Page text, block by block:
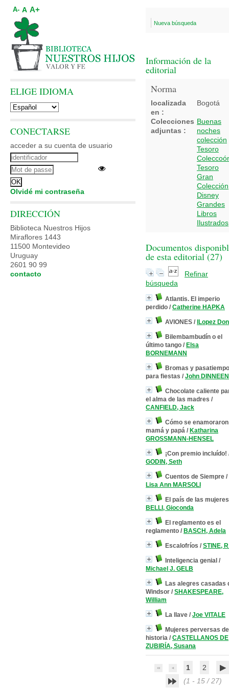
Nueva búsqueda
Información de la
editorial
Norma
localizada
en :
Bogotá
Colecciones
adjuntas :
Buenas
noches
colección
Tesoro
Tesoro
Gran
Colección
Disney
Grandes
Libros
Ilustrados
Documentos
de esta editorial (27)
Refinar
búsqueda
Atlantis. El imperio
perdido / Catherine HAPKA
AVIONES / lLopez
Bilembambudín o el
último tango / Elsa
BORNEMANN
Bromas y
para fiestas / John DINNEEN
Chocolate caliente
el alma de las madres /
CANFIELD, Jack
Cómo se enamoraron
mamá y papá / Katharina
GROSSMANN-HENSEL
¡Con premio incluído!
GODIN, Seth
Cuentos de Siempre /
Lisa Ann MARSOLI
El país de las mujeres
BELLI, Gioconda
El reglamento es el
reglamento / BASCH, Adela
Escalofríos / STINE,
Inteligencia genial /
Michael J. GELB
Las alegres casadas
Windsor / SHAKESPEARE,
William
La llave / Joe VITALE
Mujeres perversas
historia / CASTELLANOS DE
ZUBIRÍA, Susana
1
2
(1 - 15 / 27)
A- A A+
ELIGE IDIOMA
CONECTARSE
acceder a su cuenta de usuario
Olvidé mi contraseña
DIRECCIÓN
Biblioteca Nuestros Hijos
Miraflores 1443
11500 Montevideo
Uruguay
2601 90 99
contacto